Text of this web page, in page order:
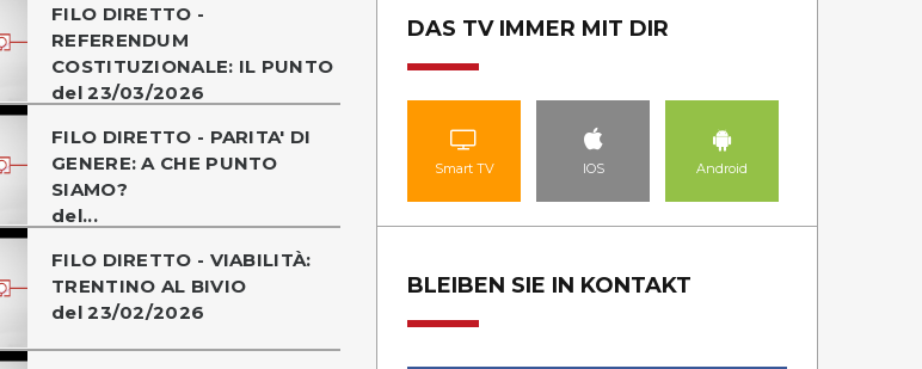
FILO DIRETTO -
REFERENDUM
COSTITUZIONALE: IL PUNTO
del 23/03/2026
FILO DIRETTO - PARITA' DI
GENERE: A CHE PUNTO
SIAMO?
del...
FILO DIRETTO - VIABILITÀ:
TRENTINO AL BIVIO
del 23/02/2026
DAS TV IMMER MIT DIR
Smart TV IOS Android
BLEIBEN SIE IN KONTAKT